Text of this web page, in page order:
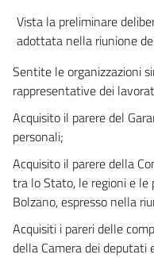
DOCUMENTAZIONE
DELLE
53
54
55
Vista la preliminare
adottata nella riunione
Sentite le organizzazioni
rappresentative dei
Acquisito il parere del
personali;
Acquisito il parere della
tra lo Stato, le regioni e le
Bolzano, espresso nella
Acquisiti i pareri delle
della Camera dei deputati